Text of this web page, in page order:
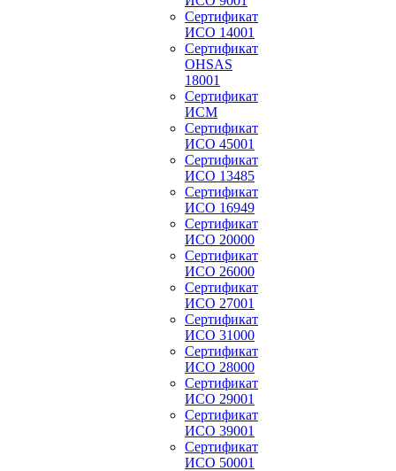
Сертификат
ИСО 14001
Сертификат
OHSAS
18001
Сертификат
ИСМ
Сертификат
ИСО 45001
Сертификат
ИСО 13485
Сертификат
ИСО 16949
Сертификат
ИСО 20000
Сертификат
ИСО 26000
Сертификат
ИСО 27001
Сертификат
ИСО 31000
Сертификат
ИСО 28000
Сертификат
ИСО 29001
Сертификат
ИСО 39001
Сертификат
ИСО 50001